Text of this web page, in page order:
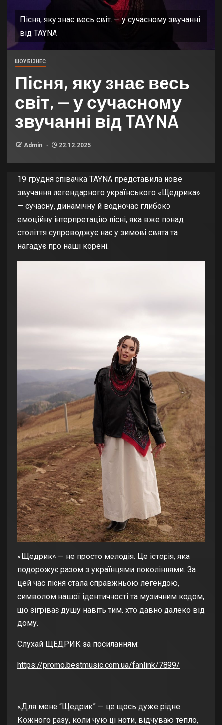
Пісня, яку знає весь світ, — у сучасному звучанні
від TAYNA
ШОУ БІЗНЕС
Пісня, яку знає весь
світ, — у сучасному
звучанні від TAYNA
Admin 22.12.2025
19 грудня співачка TAYNA представила нове
звучання легендарного українського «Щедрика»
— сучасну, динамічну й водночас глибоко
емоційну інтерпретацію пісні, яка вже понад
століття супроводжує нас у зимові свята та
нагадує про наші корені.
«Щедрик» — не просто мелодія. Це історія, яка
подорожує разом з українцями поколіннями. За
цей час пісня стала справжньою легендою,
символом нашої ідентичності та музичним кодом,
що зігріває душу навіть тим, хто давно далеко від
дому.
Слухай ЩЕДРИК за посиланням:
https://promo.bestmusic.com.ua/fanlink/7899/
«Для мене “Щедрик” — це щось дуже рідне.
Кожного разу, коли чую ці ноти, відчуваю тепло,